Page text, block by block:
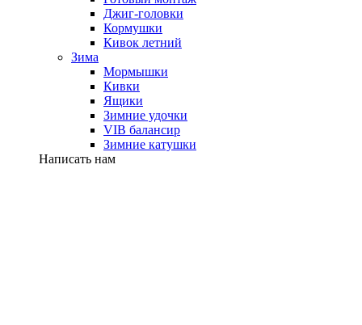
Джиг-головки
Кормушки
Кивок летний
Зима
Мормышки
Кивки
Ящики
Зимние удочки
VIB балансир
Зимние катушки
Написать нам